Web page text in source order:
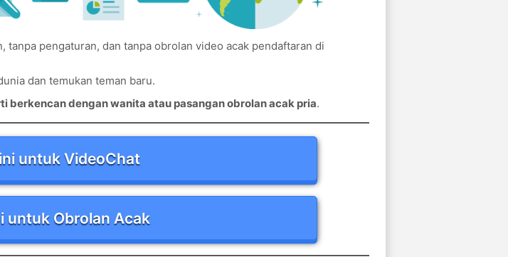
tanpa pengaturan, dan tanpa obrolan video acak pendaftaran di
dan temukan teman baru.
berkencan dengan wanita atau pasangan obrolan acak pria.
untuk VideoChat
untuk Obrolan Acak